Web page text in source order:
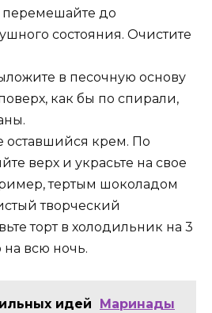
перемешайте до
состояния. Очистите
в песочную основу
как бы по спирали,
оставшийся крем. По
верх и украсьте на свое
тертым шоколадом
творческий
торт в холодильник на 3
на всю ночь.
идей
Маринады